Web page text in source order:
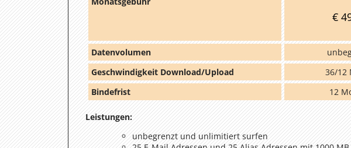
€
Datenvolumen
Geschwindigkeit Download/Upload
36/12
Bindefrist
12
Leistungen:
unbegrenzt und unlimitiert surfen